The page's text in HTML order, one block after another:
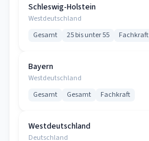
Schleswig-Holstein
Westdeutschland
Gesamt 25 bis unter 55 Fachkraft
Bayern
Westdeutschland
Gesamt Gesamt Fachkraft
Westdeutschland
Deutschland